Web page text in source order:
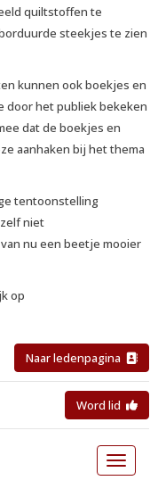
quiltstoffen te
steekjes te zien
kunnen ook boekjes en
door het publiek bekeken
dat de boekjes en
aanhaken bij het thema
tentoonstelling
niet
nu een beetje mooier
op
Naar ledenpagina
Word lid
Toggle